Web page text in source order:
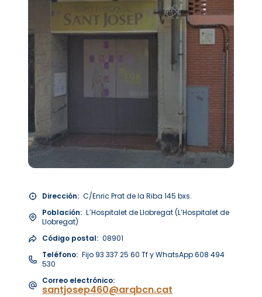
Dirección: C/Enric Prat de la Riba 145 bxs.
Población: L´Hospitalet de Llobregat (L’Hospitalet de
Llobregat)
Código postal: 08901
Teléfono: Fijo 93 337 25 60 Tf y WhatsApp 608 494
530
Correo electrónico:
santjosep460@arqbcn.cat